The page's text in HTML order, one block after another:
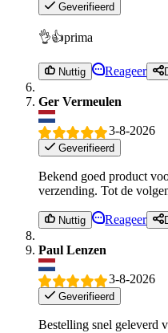
Geverifieerd
👌👍prima
Nuttig Reageer
Ger Vermeulen
3-8-2026
Geverifieerd
Bekend goed product
verzending. Tot de
Nuttig Reageer
Paul Lenzen
3-8-2026
Geverifieerd
Bestelling snel geleverd